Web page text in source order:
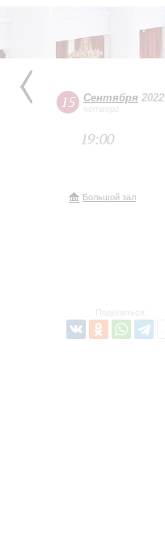
15 Сентября 2022
четверг
19:00
Большой зал
Поделиться: